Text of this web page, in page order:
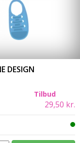
DESIGN
Tilbud
29,50 kr.